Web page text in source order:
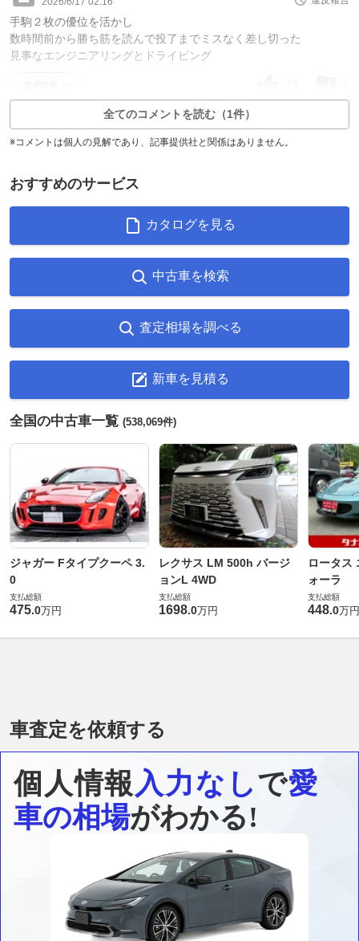
手駒２枚の優位を活かし
数時間前から勝ち筋を読んで投了までミスなく差し切った
見事なエンジニアリングとドライビング
全てのコメントを読む（1件）
※コメントは個人の見解であり、記事提供社と関係はありません。
おすすめのサービス
カタログを見る
中古車を検索
査定相場を調べる
新車を見積る
全国の中古車一覧 (538,069件)
ジャガー Fタイプクーペ 3.
0
支払総額
475.0万円
レクサス LM 500h バージ
ョンL 4WD
支払総額
1698.0万円
ロータス
ォーラ
支払総額
448.0万円
車査定を依頼する
個人情報入力なしで愛
車の相場がわかる!